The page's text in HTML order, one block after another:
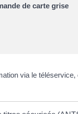
de carte grise
via le